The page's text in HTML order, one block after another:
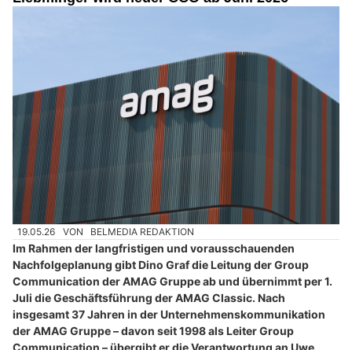
19.05.26 VON BELMEDIA REDAKTION
Im Rahmen der langfristigen und vorausschauenden
Nachfolgeplanung gibt Dino Graf die Leitung der Group
Communication der AMAG Gruppe ab und übernimmt per 1.
Juli die Geschäftsführung der AMAG Classic. Nach
insgesamt 37 Jahren in der Unternehmenskommunikation
der AMAG Gruppe – davon seit 1998 als Leiter Group
Communication – übergibt er die Verantwortung an Uwe